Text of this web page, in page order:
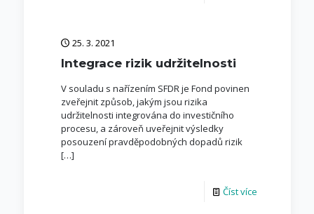
25. 3. 2021
Integrace rizik udržitelnosti
V souladu s nařízením SFDR je Fond povinen
zveřejnit způsob, jakým jsou rizika
udržitelnosti integrována do investičního
procesu, a zároveň uveřejnit výsledky
posouzení pravděpodobných dopadů rizik
[…]
Číst více